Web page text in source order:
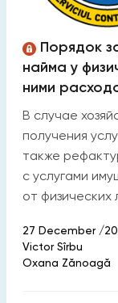
Порядок
найма у
ними
В случае
получения
также
с услугами
от физических
27 December /
Victor Sîrbu
Oxana Zănoagă